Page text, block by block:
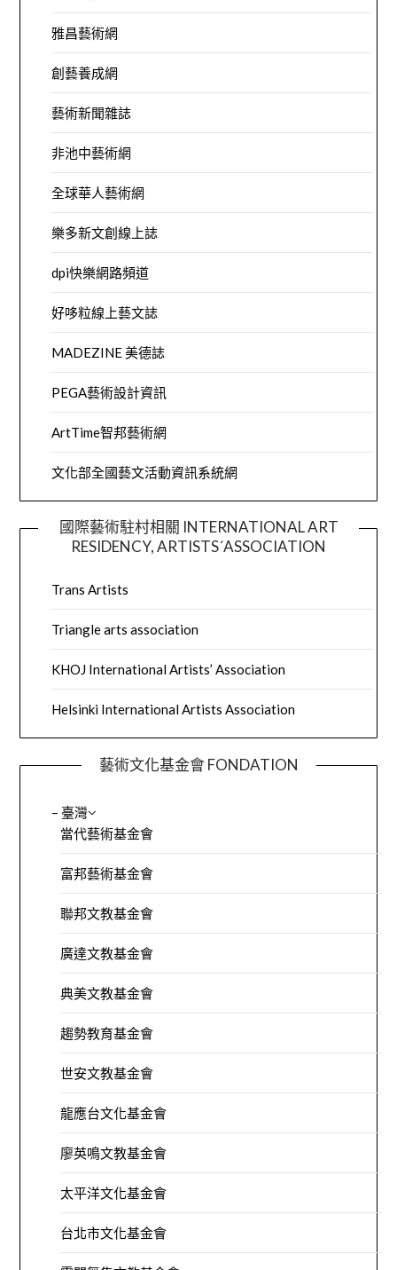
雅昌藝術網
創藝養成網
藝術新聞雜誌
非池中藝術網
全球華人藝術網
樂多新文創線上誌
dpi快樂網路頻道
好哆粒線上藝文誌
MADEZINE 美德誌
PEGA藝術設計資訊
ArtTime智邦藝術網
文化部全國藝文活動資訊系統網
國際藝術駐村相關 INTERNATIONAL ART
RESIDENCY, ARTISTS´ASSOCIATION
Trans Artists
Triangle arts association
KHOJ International Artists’ Association
Helsinki International Artists Association
藝術文化基金會 FONDATION
– 臺灣
當代藝術基金會
富邦藝術基金會
聯邦文教基金會
廣達文教基金會
典美文教基金會
趨勢教育基金會
世安文教基金會
龍應台文化基金會
廖英鳴文教基金會
太平洋文化基金會
台北市文化基金會